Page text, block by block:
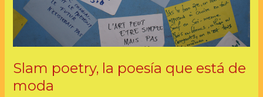
Slam poetry, la poesía que está de
moda